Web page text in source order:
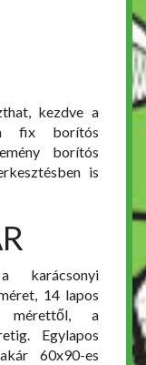
kezdve a
fix borítós
borítós
is
karácsonyi
14 lapos
mérettől, a
Egylapos
60x90-es